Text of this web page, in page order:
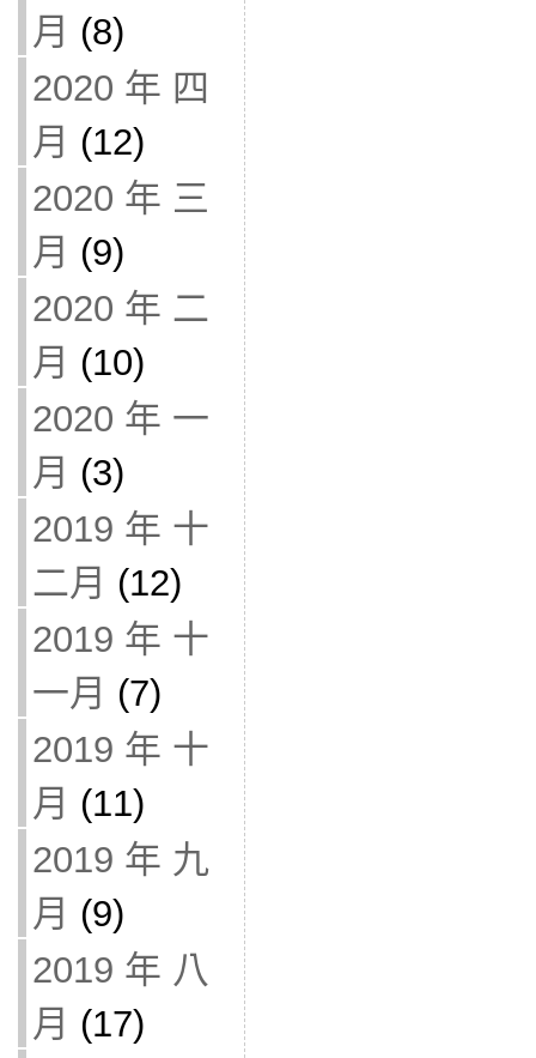
月 (8)
2020 年 四
月 (12)
2020 年 三
月 (9)
2020 年 二
月 (10)
2020 年 一
月 (3)
2019 年 十
二月 (12)
2019 年 十
一月 (7)
2019 年 十
月 (11)
2019 年 九
月 (9)
2019 年 八
月 (17)